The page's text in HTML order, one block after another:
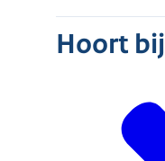
Hoort bij